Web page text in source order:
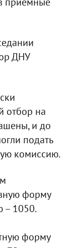
ДНУ
отбор на
и до
подать
комиссию.
форму
– 1050.
форму